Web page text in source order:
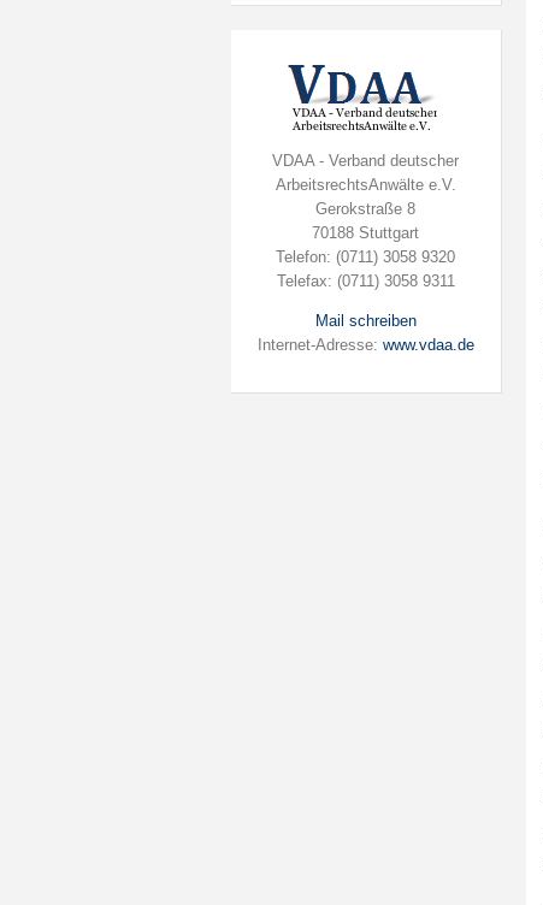
VDAA - Verband deutscher
ArbeitsrechtsAnwälte e.V.
Gerokstraße 8
70188 Stuttgart
Telefon: (0711) 3058 9320
Telefax: (0711) 3058 9311
Mail schreiben
Internet-Adresse: www.vdaa.de